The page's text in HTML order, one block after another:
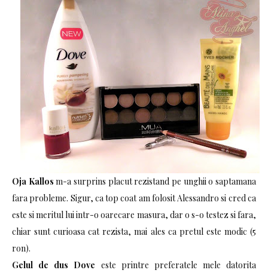
Oja Kallos m-a surprins placut rezistand pe unghii o saptamana
fara probleme. Sigur, ca top coat am folosit Alessandro si cred ca
este si meritul lui intr-o oarecare masura, dar o s-o testez si fara,
chiar sunt curioasa cat rezista, mai ales ca pretul este modic (5
ron).
Gelul de dus Dove este printre preferatele mele datorita